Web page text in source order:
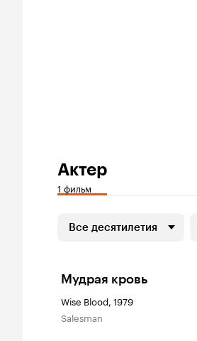
Актер
1 фильм
Все десятилетия
Мудрая кровь
Wise Blood, 1979
Salesman